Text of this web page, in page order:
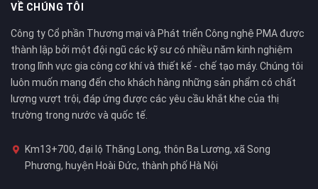
VỀ CHÚNG TÔI
Công ty Cổ phần Thương mại và Phát triển Công nghệ PMA được
thành lập bởi một đội ngũ các kỹ sư có nhiều năm kinh nghiệm
trong lĩnh vực gia công cơ khí và thiết kế - chế tạo máy. Chúng tôi
luôn muốn mang đến cho khách hàng những sản phẩm có chất
lượng vượt trội, đáp ứng được các yêu cầu khắt khe của thị
trường trong nước và quốc tế.
Km13+700, đại lộ Thăng Long, thôn Ba Lương, xã Song
Phương, huyện Hoài Đức, thành phố Hà Nội